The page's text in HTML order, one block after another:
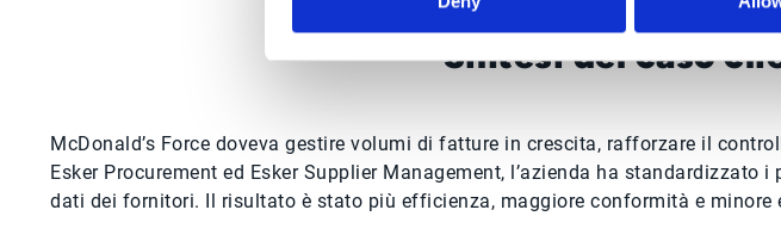
Sintesi del caso
McDonald’s Force doveva gestire volumi di fatture in crescita, rafforzare il
Esker Procurement ed Esker Supplier Management, l’azienda ha
dati dei fornitori. Il risultato è stato più efficienza, maggiore conformità e minore